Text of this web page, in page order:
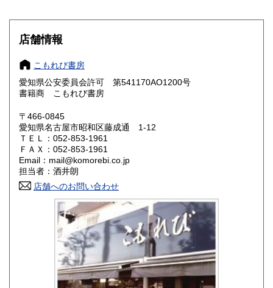
大阪府
奈良県
鳥取県 185円 島根県
岡山県
山口県 185円
香川県 185円
高知県 185円
185円 長崎県
185円 大分県
185円 鹿児島県
店舗情報
こもれび書房
愛知県公安委員会許可 第541170AO1200号
書籍商 こもれび書房
〒466-0845
愛知県名古屋市昭和区藤成通 1-12
ＴＥＬ：052-853-1961
ＦＡＸ：052-853-1961
Email：mail@komorebi.co.jp
担当者：酒井朗
店舗へのお問い合わせ